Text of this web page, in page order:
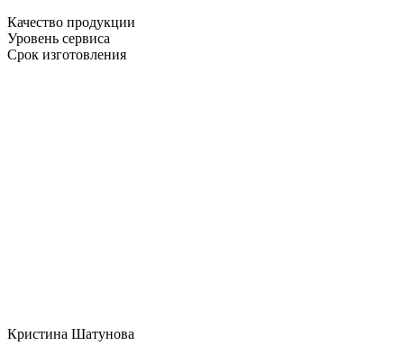
Качество продукции
Уровень сервиса
Срок изготовления
Кристина Шатунова